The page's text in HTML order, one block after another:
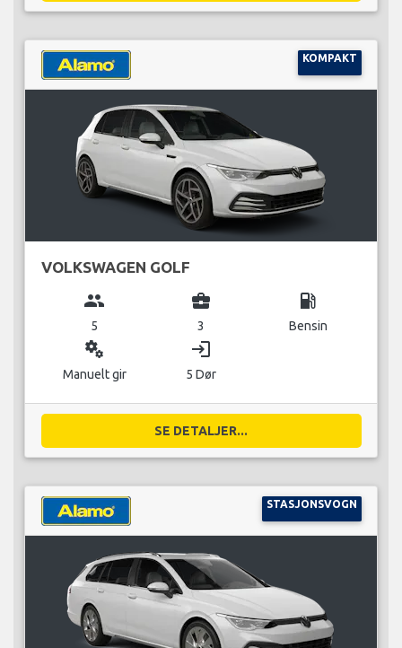
KOMPAKT
VOLKSWAGEN GOLF
group
5
business_center
3
local_gas_station
Bensin
miscellaneous_services
Manuelt gir
login
5 Dør
SE DETALJER...
STASJONSVOGN